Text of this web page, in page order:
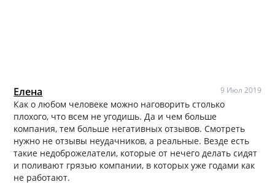
Елена 9 Июл 2019
Как о любом человеке можно наговорить столько
плохого, что всем не угодишь. Да и чем больше
компания, тем больше негативных отзывов. Смотреть
нужно не отзывы неудачников, а реальные. Везде есть
такие недоброжелатели, которые от нечего делать сидят
и поливают грязью компании, в которых уже годами как
не работают.